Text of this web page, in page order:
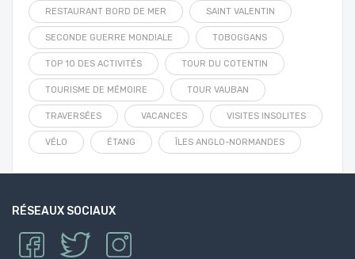
RESTAURANT BORD DE MER SAINT VALENTIN
SECONDE GUERRE MONDIALE TOBOGGANS
TOP 10 DES ACTIVITÉS TOUR DU COTENTIN
TOURISME DE MÉMOIRE TOUR VAUBAN
TRAVERSÉES VACANCES VISITES INSOLITES
VÉLO ÉTANG ÎLES ANGLO-NORMANDES
RÉSEAUX SOCIAUX